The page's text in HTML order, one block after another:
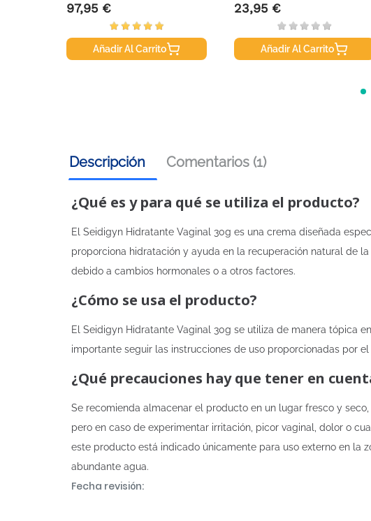
Precio
97,95 €
Añadir Al Carrito
Precio
23,95 €
Añadir Al Carrito
Descripción Comentarios (1)
¿Qué es y para qué se utiliza el producto?
El Seidigyn Hidratante Vaginal 30g es una crema diseñada
proporciona hidratación y ayuda en la recuperación natural de
debido a cambios hormonales o a otros factores.
¿Cómo se usa el producto?
El Seidigyn Hidratante Vaginal 30g se utiliza de manera tópica
importante seguir las instrucciones de uso proporcionadas por
¿Qué precauciones hay que tener en
Se recomienda almacenar el producto en un lugar fresco y
pero en caso de experimentar irritación, picor vaginal, dolor o
este producto está indicado únicamente para uso externo en la
abundante agua.
Fecha revisión: